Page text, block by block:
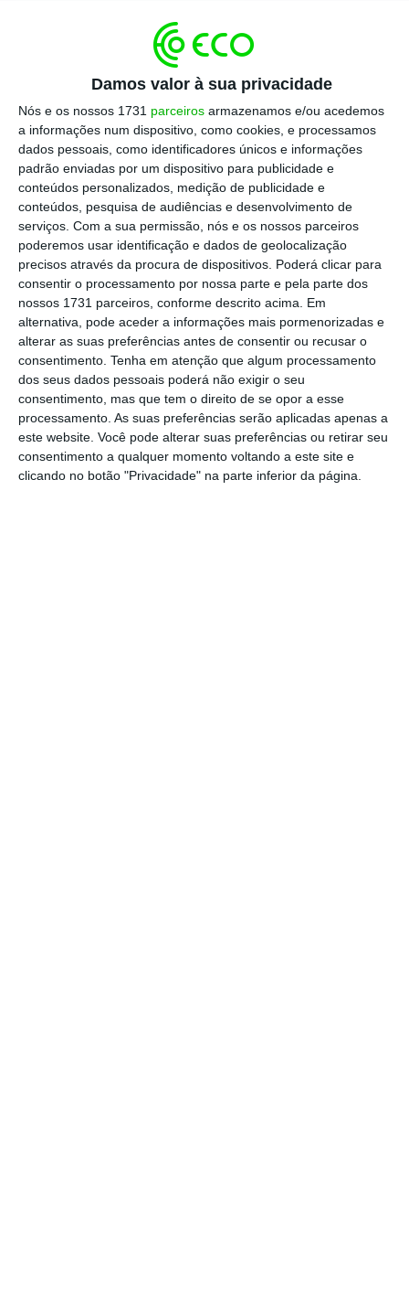
Damos valor à sua privacidade
Nós e os nossos 1731 parceiros armazenamos e/ou acedemos
a informações num dispositivo, como cookies, e processamos
dados pessoais, como identificadores únicos e informações
padrão enviadas por um dispositivo para publicidade e
conteúdos personalizados, medição de publicidade e
conteúdos, pesquisa de audiências e desenvolvimento de
serviços. Com a sua permissão, nós e os nossos parceiros
poderemos usar identificação e dados de geolocalização
precisos através da procura de dispositivos. Poderá clicar para
consentir o processamento por nossa parte e pela parte dos
nossos 1731 parceiros, conforme descrito acima. Em
alternativa, pode aceder a informações mais pormenorizadas e
alterar as suas preferências antes de consentir ou recusar o
consentimento. Tenha em atenção que algum processamento
dos seus dados pessoais poderá não exigir o seu
consentimento, mas que tem o direito de se opor a esse
processamento. As suas preferências serão aplicadas apenas a
este website. Você pode alterar suas preferências ou retirar seu
consentimento a qualquer momento voltando a este site e
clicando no botão "Privacidade" na parte inferior da página.